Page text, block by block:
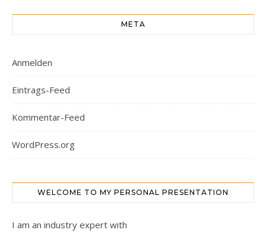
META
Anmelden
Eintrags-Feed
Kommentar-Feed
WordPress.org
WELCOME TO MY PERSONAL PRESENTATION
I am an industry expert with